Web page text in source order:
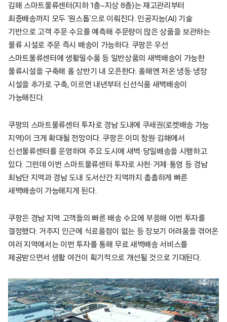
김해 스마트물류센터(지하 1층~지상 8층)는 재고관리부터
최종배송까지 모두 ‘원스톱’으로 이뤄진다. 인공지능(AI) 기술
기반으로 고객 주문 수요를 예측해 주문량이 많은 상품을 보관하는
물류 시설로 주문 즉시 배송이 가능하다. 쿠팡은 우선
스마트물류센터에 생활필수품 등 일반상품의 새벽배송이 가능한
물류시설을 구축해 올 상반기 내 오픈한다. 올해엔 저온 냉동·냉장
시설을 추가로 구축, 이르면 내년부터 신선식품 새벽배송이
가능해진다.
쿠팡의 스마트물류센터 투자로 경남 도내에 쿠세권(로켓배송 가능
지역)이 크게 확대될 전망이다. 쿠팡은 이미 창원·김해에서
신선물류센터를 운영하며 주요 도시에 새벽·당일배송을 시행하고
있다. 그런데 이번 스마트물류센터 투자로 사천·거제·통영 등 경남
최남단 지역과 경남 도내 도서산간 지역까지 촘촘하게 빠른
새벽배송이 가능해지게 된다.
쿠팡은 경남 지역 고객들의 빠른 배송 수요에 부응해 이번 투자를
결정했다. 거주지 인근에 식료품점이 없는 등 장보기 어려움을 겪어온
여러 지역에서는 이번 투자를 통해 무료 새벽배송 서비스를
제공받으면서 생활 여건이 획기적으로 개선될 것으로 기대된다.